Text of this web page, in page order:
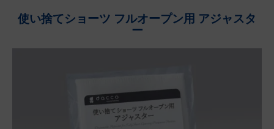
使い捨てショーツ フルオープン用 アジャスタ
ー